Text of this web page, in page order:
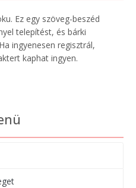
Ez egy szöveg-beszéd
telepítést, és bárki
ingyenesen regisztrál,
kaphat ingyen.